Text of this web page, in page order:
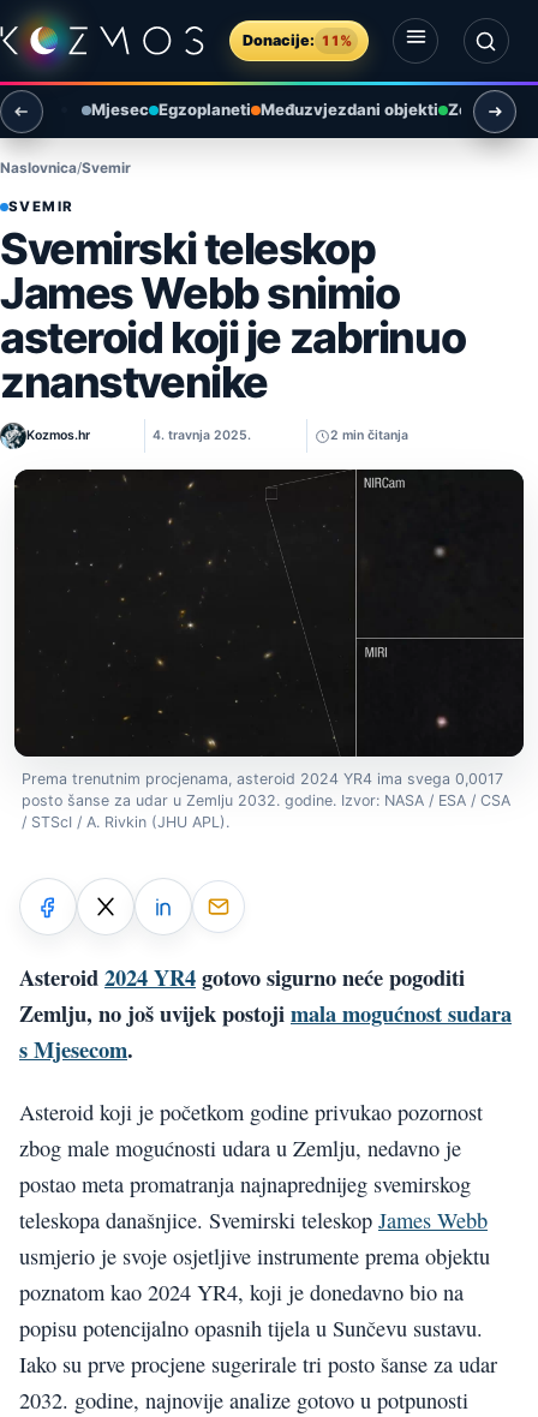
Preskoči na sadržaj
Donacije: 11%
Otvori izbornik
Otvori pretragu
Mjesec Egzoplaneti Međuzvjezdani objekti Zemlja i
Naslovnica Svemir
SVEMIR
Svemirski teleskop
James Webb snimio
asteroid koji je zabrinuo
znanstvenike
Kozmos.hr 4. travnja 2025. 2 min čitanja
Prema trenutnim procjenama, asteroid 2024 YR4 ima svega 0,0017
posto šanse za udar u Zemlju 2032. godine. Izvor: NASA / ESA / CSA
/ STScI / A. Rivkin (JHU APL).
Asteroid2024 YR4gotovo sigurno neće pogoditi
Zemlju, no još uvijek postojimala mogućnost sudara
s Mjesecom.
Asteroid koji je početkom godine privukao pozornost
zbog male mogućnosti udara u Zemlju, nedavno je
postao meta promatranja najnaprednijeg svemirskog
teleskopa današnjice. Svemirski teleskop James Webb
usmjerio je svoje osjetljive instrumente prema objektu
poznatom kao 2024 YR4, koji je donedavno bio na
popisu potencijalno opasnih tijela u Sunčevu sustavu.
Iako su prve procjene sugerirale tri posto šanse za udar
2032. godine, najnovije analize gotovo u potpunosti